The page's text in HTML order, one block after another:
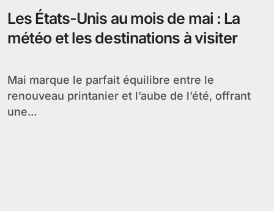
Les États-Unis au mois de mai : La
météo et les destinations à visiter
Mai marque le parfait équilibre entre le
renouveau printanier et l’aube de l’été, offrant
une...